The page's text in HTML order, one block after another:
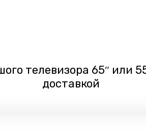
телевизора 65″ или
доставкой